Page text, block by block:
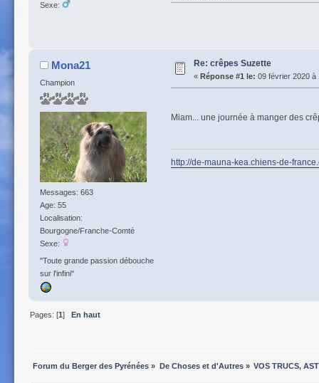
Sexe:
Mona21
Champion
Messages: 663
Age: 55
Localisation:
Bourgogne/Franche-Comté
Sexe:
"Toute grande passion débouche
sur l'infini"
Re: crêpes Suzette
« Réponse #1 le: 09 février 2020 à
Miam... une journée à manger des
http://de-mauna-kea.chiens-de-
Pages: [1]En haut
Forum du Berger des Pyrénées » De Choses et d'Autres» VOS TRUCS,